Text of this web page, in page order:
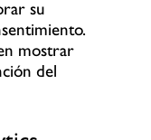
su
mostrar
del